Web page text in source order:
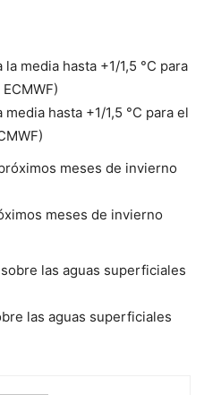
hasta +1/1,5 °C para el
meses de invierno
las aguas superficiales